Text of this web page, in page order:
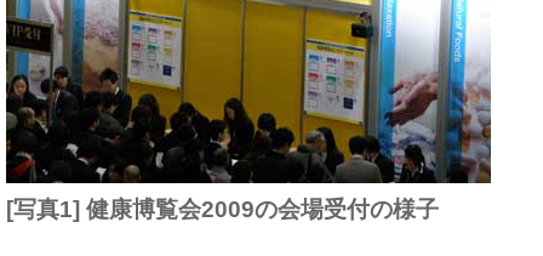
[写真1] 健康博覧会2009の会場受付の様子